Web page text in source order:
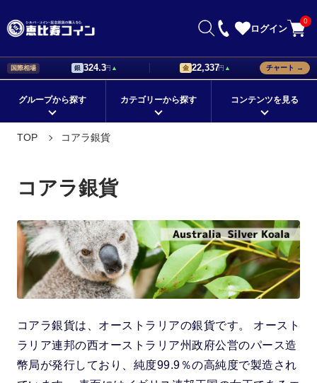
ログイン
0
国際相場 銀 324.3円 ▲ 金 22,337円 ▲ チャート →
グループから探す カテゴリーから探す コンテンツを見る
在庫ありの商品
プレゼントにオススメ！ ★新着順すべての商品
鑑定済みコイン 人気のカラーコイン
メイプルリーフ銀貨
ゲルマニア銀貨 コレクション銀貨
プラチナ
ウナとライオン カンガルー銀貨
カワセミ銀貨
初心者が知っておきたい銀貨の
記念銀貨の価値は？値段に差が
つくポイントをチェック
海外銀貨の価値と人気が上がる
理由について解説
外国銀貨を集めて珍しい銀貨の
コレクションを作ろう
価値のある外国銀貨の特徴を購
入前に知ろう
銀貨の販売店で珍しいコレクシ
ョン品を手に入れよう
銀貨を通販で購入できる方法。
銀貨の相場と事前に調べておく
銀貨をコレクションするなら評
判を調べておこう
銀貨の買取方法と高値にする方
法について解説
TOP コアラ銀貨
コアラ銀貨
コアラ銀貨は、オーストラリアの銀貨です。 オースト
ラリア連邦の西オーストラリア州政府公営のパース造
幣局が発行しており、純度99.9％の高純度で製造され